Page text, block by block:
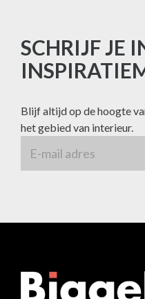
SCHRIJF JE
Blijf altijd op de hoogte
het gebied van interieur.